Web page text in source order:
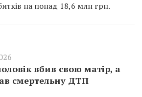
на понад 18,6 млн грн.
вбив свою матір, а
смертельну ДТП